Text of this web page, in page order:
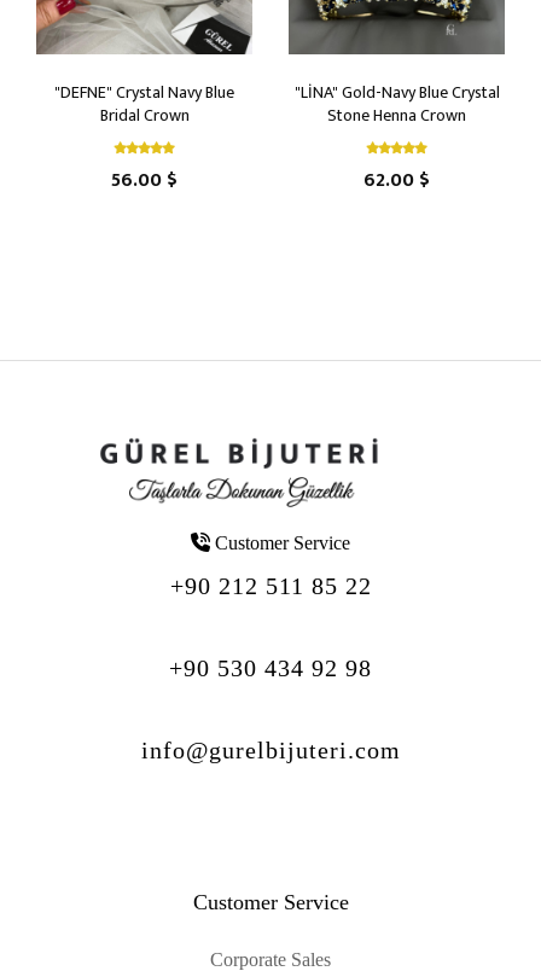
"DEFNE" Crystal Navy Blue
Bridal Crown
56.00 $
"LİNA" Gold-Navy Blue Crystal
Stone Henna Crown
62.00 $
Customer Service
+90 212 511 85 22
+90 530 434 92 98
info@gurelbijuteri.com
Customer Service
Corporate Sales